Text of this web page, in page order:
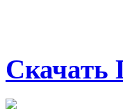
Скачать